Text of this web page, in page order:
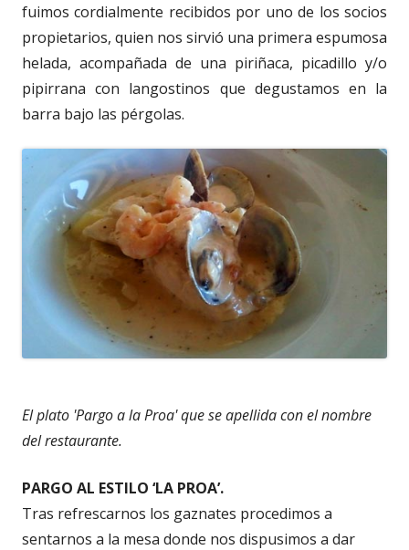
fuimos cordialmente recibidos por uno de los socios
propietarios, quien nos sirvió una primera espumosa
helada, acompañada de una piriñaca, picadillo y/o
pipirrana con langostinos que degustamos en la
barra bajo las pérgolas.
El plato 'Pargo a la Proa' que se apellida con el nombre
del restaurante.
PARGO AL ESTILO ‘LA PROA’.
Tras refrescarnos los gaznates procedimos a
sentarnos a la mesa donde nos dispusimos a dar